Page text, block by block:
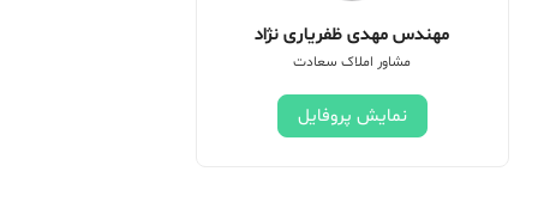
مهندس مهدی ظفریاری نژاد
مشاور املاک سعادت
نمایش پروفایل